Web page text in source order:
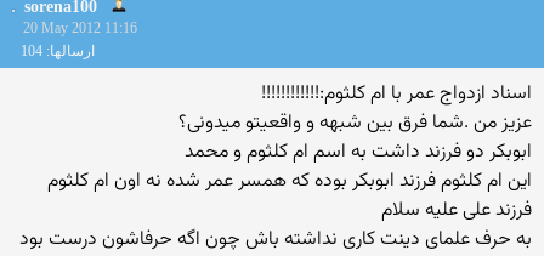
sorena100
20 May 2012 11:16
ارسالها: 104
اسناد ازدواج عمر با ام کلثوم:!!!!!!!!!!!!
عزیز من .شما فرق بین شبهه و واقعیتو میدونی؟
ابوبکر دو فرزند داشت به اسم ام کلثوم و محمد
این ام کلثوم فرزند ابوبکر بوده که همسر عمر شده نه اون ام کلثوم
فرزند علی علیه سلام
به حرف علمای دینت کاری نداشته باش چون اگه حرفاشون درست بود